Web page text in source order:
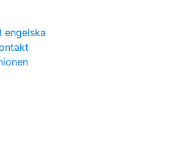
engelska